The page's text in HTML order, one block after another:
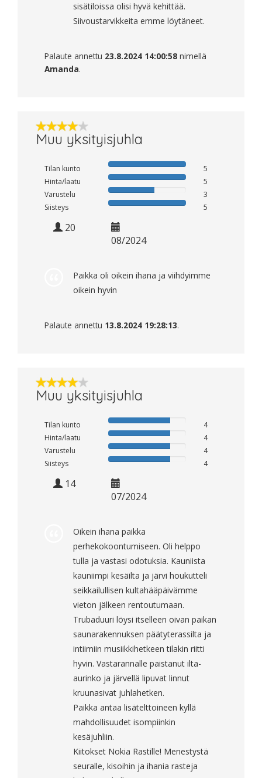
sisätiloissa olisi hyvä kehittää.
Siivoustarvikkeita emme löytäneet.
Palaute annettu 23.8.2024 14:00:58 nimellä
Amanda.
Muu yksityisjuhla
Tilan kunto
5
Hinta/laatu
5
Varustelu
3
Siisteys
5
20
08/2024
Paikka oli oikein ihana ja viihdyimme
oikein hyvin
Palaute annettu 13.8.2024 19:28:13.
Muu yksityisjuhla
Tilan kunto
4
Hinta/laatu
4
Varustelu
4
Siisteys
4
14
07/2024
Oikein ihana paikka
perhekokoontumiseen. Oli helppo
tulla ja vastasi odotuksia. Kauniista
kauniimpi kesäilta ja järvi houkutteli
seikkailullisen kultahääpäivämme
vieton jälkeen rentoutumaan.
Trubaduuri löysi itselleen oivan paikan
saunarakennuksen päätyterassilta ja
intiimiin musiikkihetkeen tilakin riitti
hyvin. Vastarannalle paistanut ilta-
aurinko ja järvellä lipuvat linnut
kruunasivat juhlahetken.
Paikka antaa lisätelttoineen kyllä
mahdollisuudet isompiinkin
kesäjuhliin.
Kiitokset Nokia Rastille! Menestystä
seuralle, kisoihin ja ihania rasteja